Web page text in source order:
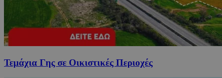
Τεμάχια Γης σε Οικιστικές Περιοχές